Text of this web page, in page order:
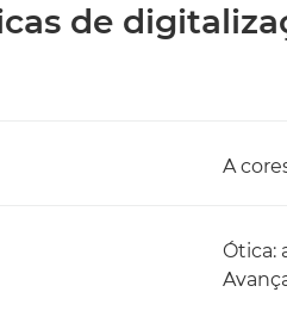
de
A
Ótica: